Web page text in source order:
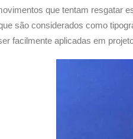
que tentam resgatar
são considerados como
facilmente aplicadas em